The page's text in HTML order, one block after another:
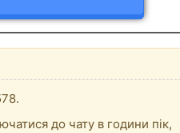
до чату в години пік,